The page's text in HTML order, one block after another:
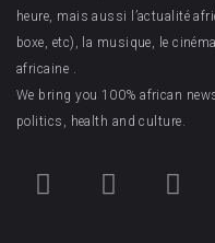
heure, mais aussi l’actualité
boxe, etc), la musique, le
africaine .
We bring you 100% african
politics, health and culture.